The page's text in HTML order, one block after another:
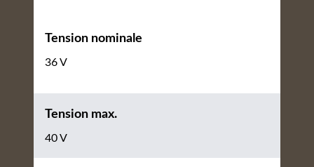
Tension nominale
36 V
Tension max.
40 V